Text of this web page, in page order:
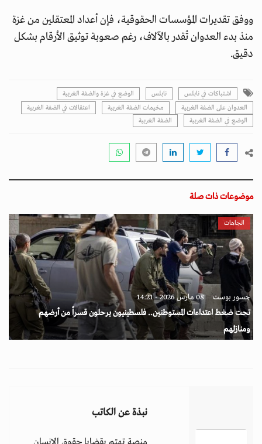
ووفق تقديرات المؤسسات الحقوقية، فإن أعداد المعتقلين من غزة
منذ بدء العدوان تُقدر بالآلاف، رغم صعوبة توثيق الأرقام بشكل
دقيق.
اشتباكات في نابلس نابلس
الوضع في غزة والضفة الغربية
العدوان على الضفة الغربية
مخيمات الضفة الغربية
اعتقالات في الضفة الغربية
الوضع في الضفة الغربية
الضفة الغربية
موضوعات ذات صلة
اتجاهات
جسور بوست 08 مارس 2026 - 14:21
تحت ضغط اعتداءات المستوطنين.. فلسطينيون يرحلون قسراً من أرضهم
ومنازلهم
نبذة عن الكاتب